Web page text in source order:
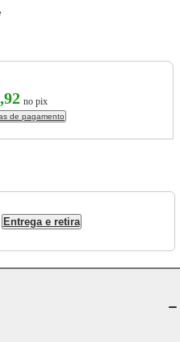
no pix
de pagamento
Entrega e retira